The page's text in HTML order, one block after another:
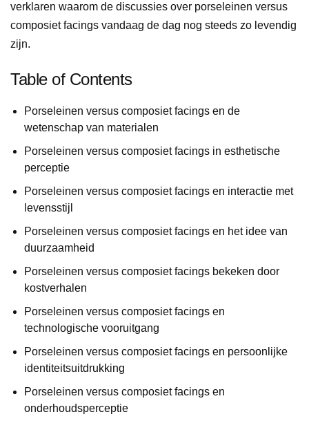
verklaren waarom de discussies over porseleinen versus
composiet facings vandaag de dag nog steeds zo levendig
zijn.
Table of Contents
Porseleinen versus composiet facings en de
wetenschap van materialen
Porseleinen versus composiet facings in esthetische
perceptie
Porseleinen versus composiet facings en interactie met
levensstijl
Porseleinen versus composiet facings en het idee van
duurzaamheid
Porseleinen versus composiet facings bekeken door
kostverhalen
Porseleinen versus composiet facings en
technologische vooruitgang
Porseleinen versus composiet facings en persoonlijke
identiteitsuitdrukking
Porseleinen versus composiet facings en
onderhoudsperceptie